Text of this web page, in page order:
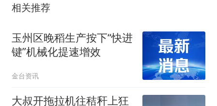
相关推荐
玉州区晚稻生产按下“快进
键”机械化提速增效
金台资讯
大叔开拖拉机往秸秆上狂